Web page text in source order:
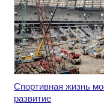
Спортивная жизнь
развитие